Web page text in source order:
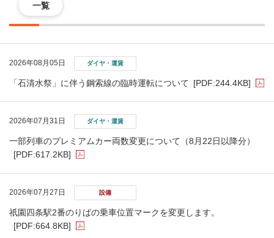
一覧
2026年08月05日 ダイヤ・運賃
「石清水祭」に伴う鋼索線の臨時運転について [PDF:244.4KB]
2026年07月31日 ダイヤ・運賃
一部列車のプレミアムカー両数変更について（8月22日以降分）
[PDF:617.2KB]
2026年07月27日 設備
祇󠄀園四条駅2番のりばの乗車位置マークを変更します。
[PDF:664.8KB]